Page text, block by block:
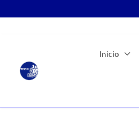
contenido
Inicio